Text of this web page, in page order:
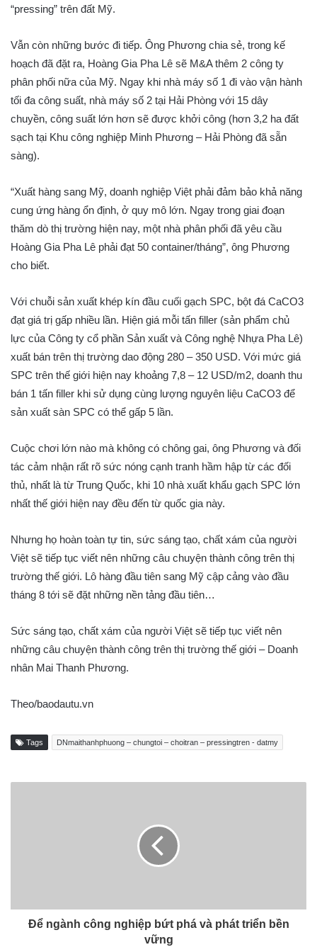
“pressing” trên đất Mỹ.
Vẫn còn những bước đi tiếp. Ông Phương chia sẻ, trong kế
hoạch đã đặt ra, Hoàng Gia Pha Lê sẽ M&A thêm 2 công ty
phân phối nữa của Mỹ. Ngay khi nhà máy số 1 đi vào vận hành
tối đa công suất, nhà máy số 2 tại Hải Phòng với 15 dây
chuyền, công suất lớn hơn sẽ được khởi công (hơn 3,2 ha đất
sạch tại Khu công nghiệp Minh Phương – Hải Phòng đã sẵn
sàng).
“Xuất hàng sang Mỹ, doanh nghiệp Việt phải đảm bảo khả năng
cung ứng hàng ổn định, ở quy mô lớn. Ngay trong giai đoạn
thăm dò thị trường hiện nay, một nhà phân phối đã yêu cầu
Hoàng Gia Pha Lê phải đạt 50 container/tháng”, ông Phương
cho biết.
Với chuỗi sản xuất khép kín đầu cuối gạch SPC, bột đá CaCO3
đạt giá trị gấp nhiều lần. Hiện giá mỗi tấn filler (sản phẩm chủ
lực của Công ty cổ phần Sản xuất và Công nghệ Nhựa Pha Lê)
xuất bán trên thị trường dao động 280 – 350 USD. Với mức giá
SPC trên thế giới hiện nay khoảng 7,8 – 12 USD/m2, doanh thu
bán 1 tấn filler khi sử dụng cùng lượng nguyên liệu CaCO3 để
sản xuất sàn SPC có thể gấp 5 lần.
Cuộc chơi lớn nào mà không có chông gai, ông Phương và đối
tác cảm nhận rất rõ sức nóng cạnh tranh hầm hập từ các đối
thủ, nhất là từ Trung Quốc, khi 10 nhà xuất khẩu gạch SPC lớn
nhất thế giới hiện nay đều đến từ quốc gia này.
Nhưng họ hoàn toàn tự tin, sức sáng tạo, chất xám của người
Việt sẽ tiếp tục viết nên những câu chuyện thành công trên thị
trường thế giới. Lô hàng đầu tiên sang Mỹ cập cảng vào đầu
tháng 8 tới sẽ đặt những nền tảng đầu tiên…
Sức sáng tạo, chất xám của người Việt sẽ tiếp tục viết nên
những câu chuyện thành công trên thị trường thế giới – Doanh
nhân Mai Thanh Phương.
Theo/baodautu.vn
Tags DNmaithanhphuong – chungtoi – choitran – pressingtren - datmy
Để ngành công nghiệp bứt phá và phát triển bền
vững